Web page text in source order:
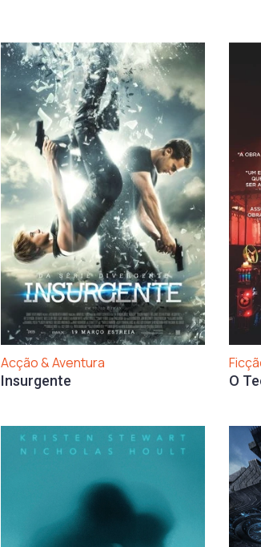
Acção & Aventura
Insurgente O